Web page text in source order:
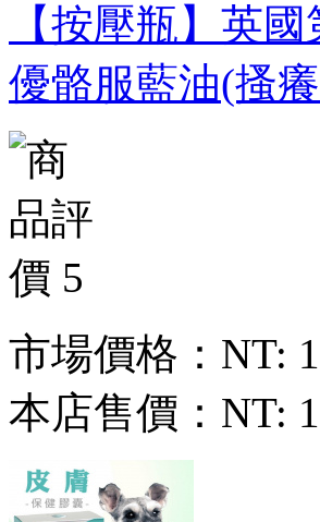
【按壓瓶】英
優骼服藍油(搔
市場價格： NT:
本店售價： NT: